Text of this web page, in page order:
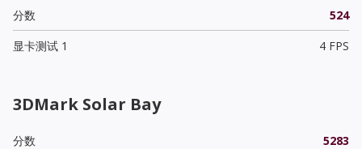
分数
524
显卡测试 1
4 FPS
3DMark Solar Bay
分数
5283